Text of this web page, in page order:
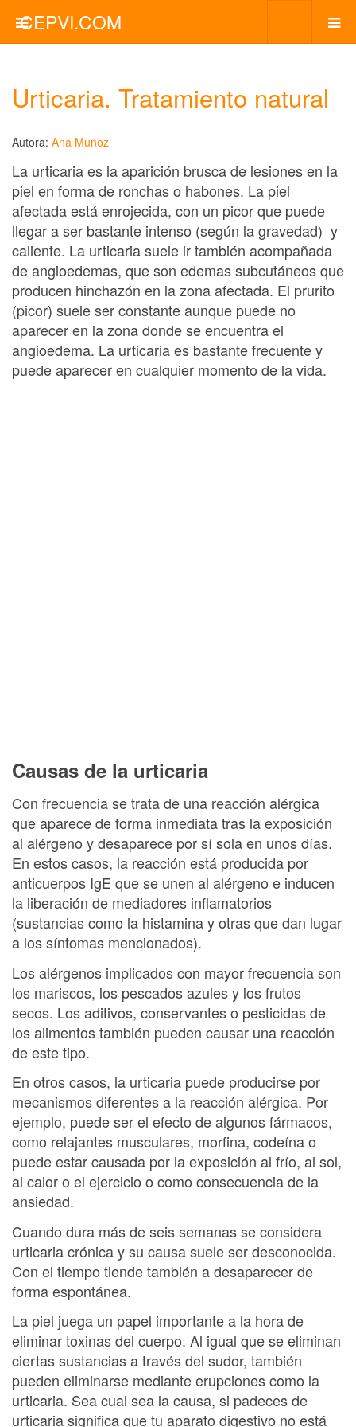
CEPVI.COM
Urticaria. Tratamiento natural
Autora: Ana Muñoz
La urticaria es la aparición brusca de lesiones en la
piel en forma de ronchas o habones. La piel
afectada está enrojecida, con un picor que puede
llegar a ser bastante intenso (según la gravedad) y
caliente. La urticaria suele ir también acompañada
de angioedemas, que son edemas subcutáneos que
producen hinchazón en la zona afectada. El prurito
(picor) suele ser constante aunque puede no
aparecer en la zona donde se encuentra el
angioedema. La urticaria es bastante frecuente y
puede aparecer en cualquier momento de la vida.
Causas de la urticaria
Con frecuencia se trata de una reacción alérgica
que aparece de forma inmediata tras la exposición
al alérgeno y desaparece por sí sola en unos días.
En estos casos, la reacción está producida por
anticuerpos IgE que se unen al alérgeno e inducen
la liberación de mediadores inflamatorios
(sustancias como la histamina y otras que dan lugar
a los síntomas mencionados).
Los alérgenos implicados con mayor frecuencia son
los mariscos, los pescados azules y los frutos
secos. Los aditivos, conservantes o pesticidas de
los alimentos también pueden causar una reacción
de este tipo.
En otros casos, la urticaria puede producirse por
mecanismos diferentes a la reacción alérgica. Por
ejemplo, puede ser el efecto de algunos fármacos,
como relajantes musculares, morfina, codeína o
puede estar causada por la exposición al frío, al sol,
al calor o el ejercicio o como consecuencia de la
ansiedad.
Cuando dura más de seis semanas se considera
urticaria crónica y su causa suele ser desconocida.
Con el tiempo tiende también a desaparecer de
forma espontánea.
La piel juega un papel importante a la hora de
eliminar toxinas del cuerpo. Al igual que se eliminan
ciertas sustancias a través del sudor, también
pueden eliminarse mediante erupciones como la
urticaria. Sea cual sea la causa, si padeces de
urticaria significa que tu aparato digestivo no está